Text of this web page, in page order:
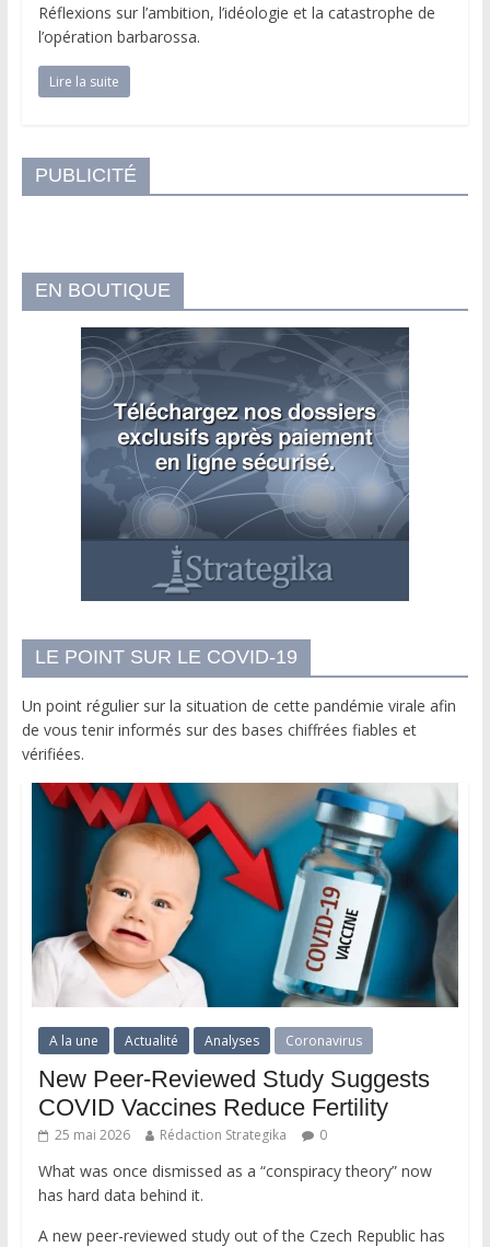
Réflexions sur l’ambition, l’idéologie et la catastrophe de
l’opération barbarossa.
Lire la suite
PUBLICITÉ
EN BOUTIQUE
LE POINT SUR LE COVID-19
Un point régulier sur la situation de cette pandémie virale afin
de vous tenir informés sur des bases chiffrées fiables et
vérifiées.
A la une Actualité Analyses Coronavirus
New Peer-Reviewed Study Suggests
COVID Vaccines Reduce Fertility
25 mai 2026 Rédaction Strategika 0
What was once dismissed as a “conspiracy theory” now
has hard data behind it.
A new peer-reviewed study out of the Czech Republic has